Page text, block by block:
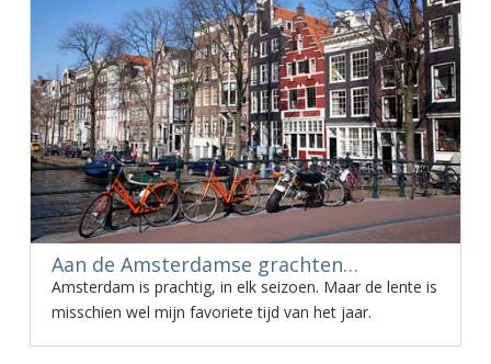
Aan de Amsterdamse grachten…
Amsterdam is prachtig, in elk seizoen. Maar de lente is
misschien wel mijn favoriete tijd van het jaar.